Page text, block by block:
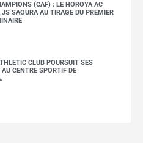
(CAF) : LE HOROYA AC
JS SAOURA AU TIRAGE DU PREMIER
CLUB POURSUIT SES
AU CENTRE SPORTIF DE